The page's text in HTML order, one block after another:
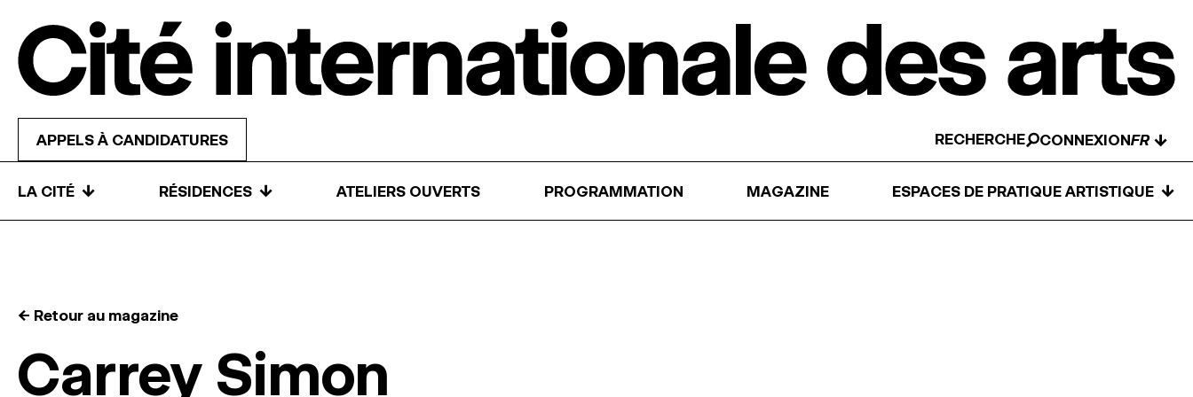
APPELS À CANDIDATURES RECHERCHE CONNEXION ↓
LA CITÉ ↓ RÉSIDENCES ↓ ATELIERS OUVERTS PROGRAMMATION MAGAZINE ESPACES DE PRATIQUE ARTISTIQUE ↓
← Retour au magazine
Carrey Simon